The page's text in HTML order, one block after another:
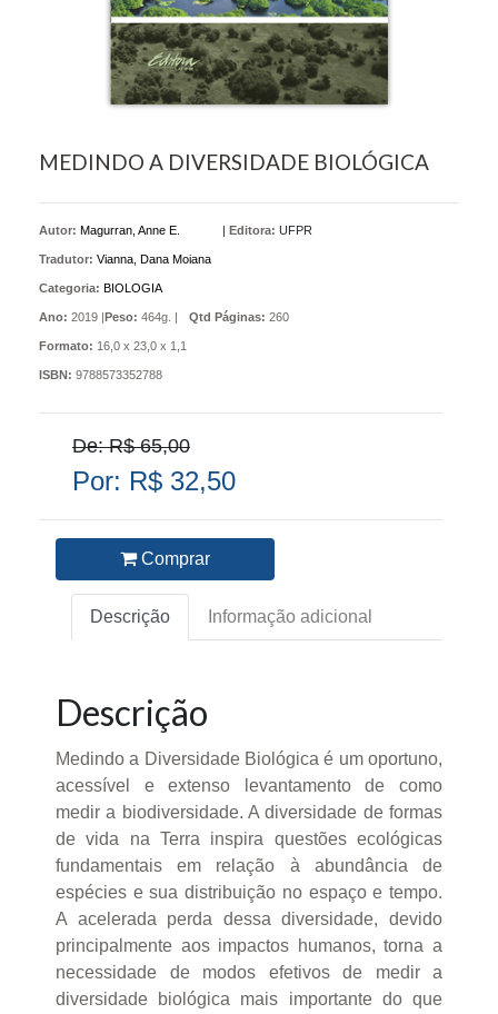
MEDINDO A DIVERSIDADE BIOLÓGICA
Autor: Magurran, Anne E.
Tradutor: Vianna, Dana Moiana
Editora: UFPR
Categoria: BIOLOGIA
Ano: 2019 | Peso: 464g. | Qtd Páginas: 260
Formato: 16,0 x 23,0 x 1,1
ISBN: 9788573352788
De: R$ 65,00
Por: R$ 32,50
Comprar
Descrição Informação adicional
Descrição
Medindo a Diversidade Biológica é um oportuno,
acessível e extenso levantamento de como
medir a biodiversidade. A diversidade de formas
de vida na Terra inspira questões ecológicas
fundamentais em relação à abundância de
espécies e sua distribuição no espaço e tempo.
A acelerada perda dessa diversidade, devido
principalmente aos impactos humanos, torna a
necessidade de modos efetivos de medir a
diversidade biológica mais importante do que